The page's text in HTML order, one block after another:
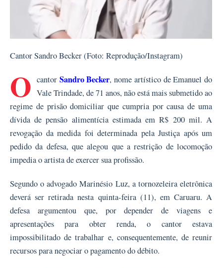
Cantor Sandro Becker (Foto: Reprodução/Instagram)
O cantor Sandro Becker, nome artístico de Emanuel do
Vale Trindade, de 71 anos, não está mais submetido ao
regime de prisão domiciliar que cumpria por causa de uma
dívida de pensão alimentícia estimada em R$ 200 mil. A
revogação da medida foi determinada pela Justiça após um
pedido da defesa, que alegou que a restrição de locomoção
impedia o artista de exercer sua profissão.
Segundo o advogado Marinésio Luz, a tornozeleira eletrônica
deverá ser retirada nesta quinta-feira (11), em Caruaru. A
defesa argumentou que, por depender de viagens e
apresentações para obter renda, o cantor estava
impossibilitado de trabalhar e, consequentemente, de reunir
recursos para negociar o pagamento do débito.